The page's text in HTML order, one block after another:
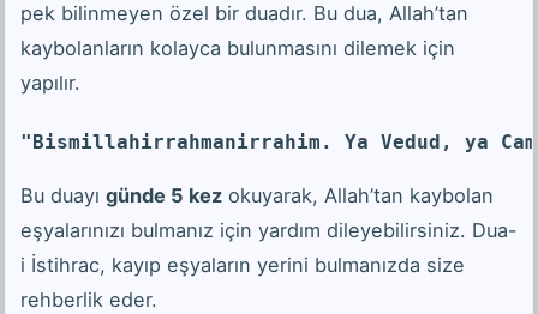
pek bilinmeyen özel bir duadır. Bu dua, Allah’tan
kaybolanların kolayca bulunmasını dilemek için
yapılır.
"Bismillahirrahmanirrahim. Ya Vedud, ya
Bu duayı günde 5 kez okuyarak, Allah’tan kaybolan
eşyalarınızı bulmanız için yardım dileyebilirsiniz. Dua-
i İstihrac, kayıp eşyaların yerini bulmanızda size
rehberlik eder.